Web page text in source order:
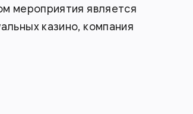
мероприятия является
казино, компания